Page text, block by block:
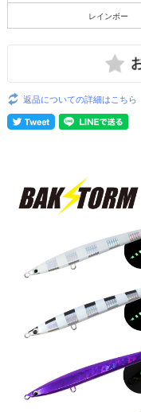
レインボー
返品についての詳細はこちら